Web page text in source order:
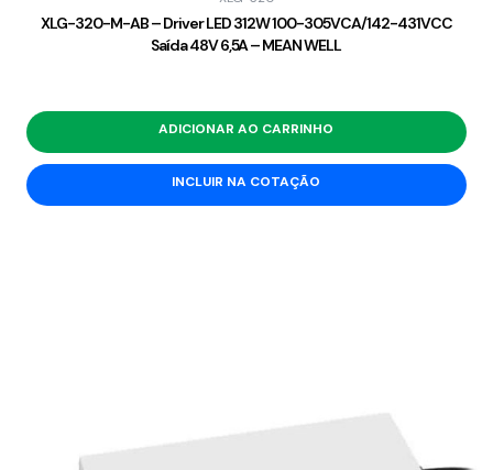
XLG-320-M-AB – Driver LED 312W 100-305VCA/142-431VCC
Saída 48V 6,5A – MEAN WELL
ADICIONAR AO CARRINHO
INCLUIR NA COTAÇÃO